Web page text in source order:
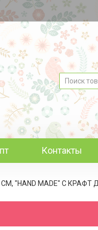
Контакты
"HAND MADE" C КРАФТ